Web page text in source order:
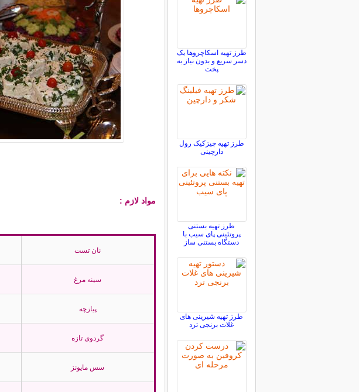
مواد لازم :
نان تست
سینه مرغ
پیازچه
گردوی تازه
سس مایونز
طرز تهیه اسکاچروها یک
دسر سریع و بدون نیاز به
پخت
طرز تهیه چیزکیک رول
دارچینی
طرز تهیه بستنی
پروتئینی پای سیب با
دستگاه بستنی ساز
طرز تهیه شیرینی های
غلات برنجی ترد